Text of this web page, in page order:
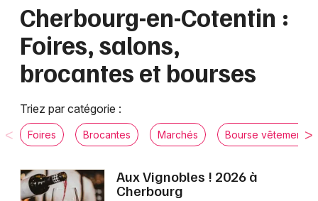
Grands événements
Activité & Expérience
Manifestations
Foires & salons
Bordeaux
Colmar
Lille
Marseille
Montpellier
Cherbourg-en-Cotentin :
Foires, salons,
brocantes et bourses
Triez par catégorie :
Foires Brocantes Marchés Bourse vêtements
Aux Vignobles ! 2026 à
Cherbourg
Basse-Normandie
Partout
Près de moi
Changer de lieu
Quand ?
Effacer les dates